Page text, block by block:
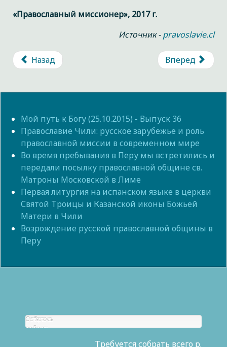
«Православный миссионер», 2017 г.
Источник -pravoslavie.cl
Назад Вперед
Мой путь к Богу (25.10.2015) - Выпуск 36
Православие Чили: русское зарубежье и роль
православной миссии в современном мире
Во время пребывания в Перу мы встретились и
передали посылку православной общине св.
Матроны Московской в Лиме
Первая литургия на испанском языке в церкви
Святой Троицы и Казанской иконы Божьей
Матери в Чили
Возрождение русской православной общины в
Перу
Собрано
р.
Осталось
собрать
Требуется собрать всего р.